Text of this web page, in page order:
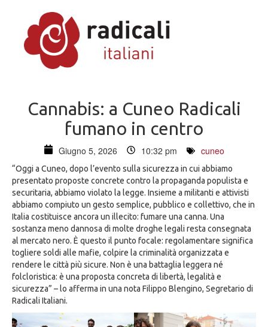
Cannabis: a Cuneo Radicali
fumano in centro
Giugno 5, 2026 10:32 pm cuneo
“Oggi a Cuneo, dopo l’evento sulla sicurezza in cui abbiamo
presentato proposte concrete contro la propaganda populista e
securitaria, abbiamo violato la legge. Insieme a militanti e attivisti
abbiamo compiuto un gesto semplice, pubblico e collettivo, che in
Italia costituisce ancora un illecito: fumare una canna. Una
sostanza meno dannosa di molte droghe legali resta consegnata
al mercato nero. È questo il punto focale: regolamentare significa
togliere soldi alle mafie, colpire la criminalità organizzata e
rendere le città più sicure. Non è una battaglia leggera né
folcloristica: è una proposta concreta di libertà, legalità e
sicurezza” – lo afferma in una nota Filippo Blengino, Segretario di
Radicali Italiani.